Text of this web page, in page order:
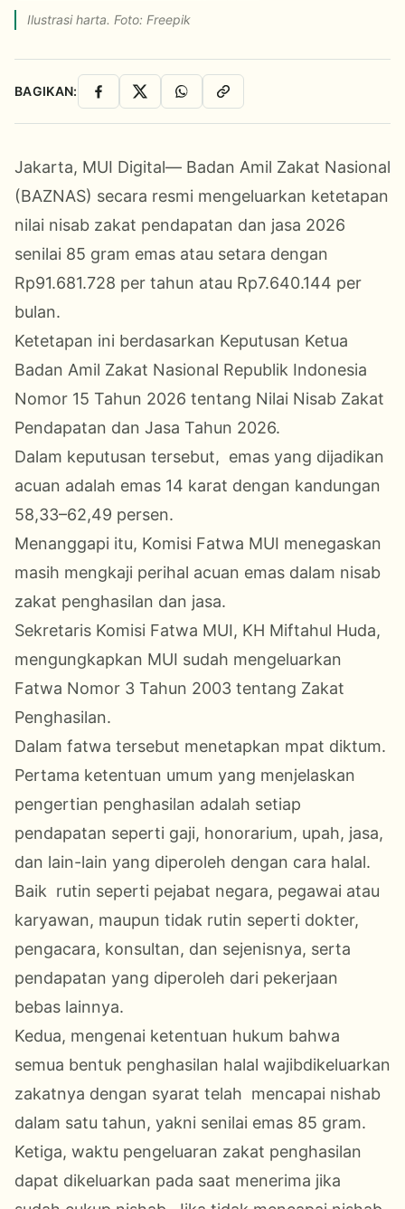
Ilustrasi harta. Foto: Freepik
BAGIKAN: Facebook
X WhatsAppSalin Link
Jakarta, MUI Digital— Badan Amil Zakat Nasional
(BAZNAS) secara resmi mengeluarkan ketetapan
nilai nisab zakat pendapatan dan jasa 2026
senilai 85 gram emas atau setara dengan
Rp91.681.728 per tahun atau Rp7.640.144 per
bulan.
Ketetapan ini berdasarkan Keputusan Ketua
Badan Amil Zakat Nasional Republik Indonesia
Nomor 15 Tahun 2026 tentang Nilai Nisab Zakat
Pendapatan dan Jasa Tahun 2026.
Dalam keputusan tersebut, emas yang dijadikan
acuan adalah emas 14 karat dengan kandungan
58,33–62,49 persen.
Menanggapi itu, Komisi Fatwa MUI menegaskan
masih mengkaji perihal acuan emas dalam nisab
zakat penghasilan dan jasa.
Sekretaris Komisi Fatwa MUI, KH Miftahul Huda,
mengungkapkan MUI sudah mengeluarkan
Fatwa Nomor 3 Tahun 2003 tentang Zakat
Penghasilan.
Dalam fatwa tersebut menetapkan mpat diktum.
Pertama ketentuan umum yang menjelaskan
pengertian penghasilan adalah setiap
pendapatan seperti gaji, honorarium, upah, jasa,
dan lain-lain yang diperoleh dengan cara halal.
Baik rutin seperti pejabat negara, pegawai atau
karyawan, maupun tidak rutin seperti dokter,
pengacara, konsultan, dan sejenisnya, serta
pendapatan yang diperoleh dari pekerjaan
bebas lainnya.
Kedua, mengenai ketentuan hukum bahwa
semua bentuk penghasilan halal wajibdikeluarkan
zakatnya dengan syarat telah mencapai nishab
dalam satu tahun, yakni senilai emas 85 gram.
Ketiga, waktu pengeluaran zakat penghasilan
dapat dikeluarkan pada saat menerima jika